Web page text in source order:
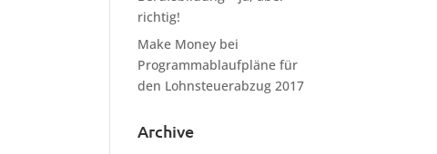
richtig!
Make Money bei
Programmablaufpläne für
den Lohnsteuerabzug 2017
Archive